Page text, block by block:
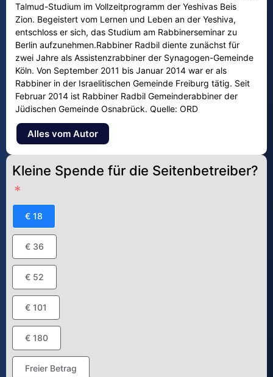
Talmud-Studium im Vollzeitprogramm der Yeshivas Beis
Zion. Begeistert vom Lernen und Leben an der Yeshiva,
entschloss er sich, das Studium am Rabbinerseminar zu
Berlin aufzunehmen.Rabbiner Radbil diente zunächst für
zwei Jahre als Assistenzrabbiner der Synagogen-Gemeinde
Köln. Von September 2011 bis Januar 2014 war er als
Rabbiner in der Israelitischen Gemeinde Freiburg tätig. Seit
Februar 2014 ist Rabbiner Radbil Gemeinderabbiner der
Jüdischen Gemeinde Osnabrück. Quelle: ORD
Alles vom Autor
Kleine Spende für die Seitenbetreiber?
€ 18
€ 36
€ 52
€ 101
€ 180
Freier Betrag